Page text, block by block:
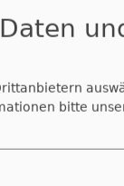
bitte